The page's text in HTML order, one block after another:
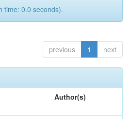
time: 0.0 seconds).
previous 1 next
Author(s)